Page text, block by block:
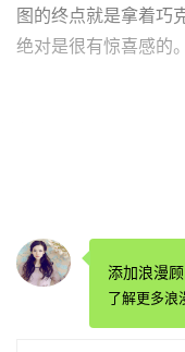
图的终点就是拿着巧
绝对是很有惊喜感的。
添加浪漫
了解更多浪